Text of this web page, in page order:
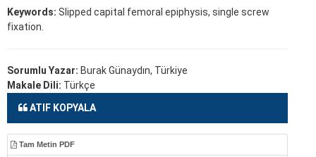
Keywords: Slipped capital femoral epiphysis, single screw
fixation.
Sorumlu Yazar: Burak Günaydın, Türkiye
Makale Dili: Türkçe
ATIF KOPYALA
Tam Metin PDF